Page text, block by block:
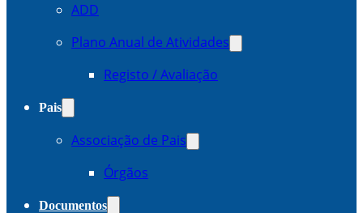
ADD
Plano Anual de Atividades
Registo / Avaliação
Pais
Associação de Pais
Órgãos
Documentos